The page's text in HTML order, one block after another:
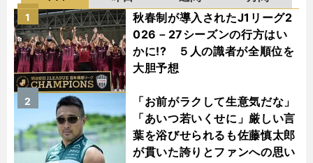
秋春制が導入されたJ1リーグ2
026－27シーズンの行方はい
かに!? ５人の識者が全順位を
大胆予想
1
「お前がラクして生意気だな」
「あいつ若いくせに」厳しい言
葉を浴びせられるも佐藤慎太郎
が貫いた誇りとファンへの思い
2